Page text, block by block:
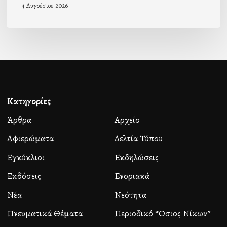
4 Αυγούστου 2026
Κατηγορίες
Άρθρα
Αρχείο
Αφιερώματα
Δελτία Τύπου
Εγκύκλιοι
Εκδηλώσεις
Εκδόσεις
Ενοριακά
Νέα
Νεότητα
Πνευματικά Θέματα
Περιοδικό “Όσιος Νίκων”